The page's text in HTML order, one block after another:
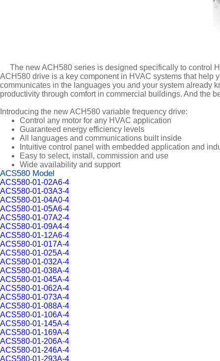
The new ACH580 series is designed specifically to control
ACH580 drive is a key component in HVAC systems that help
communicates in the languages you and your system already
productivity through comfort in commercial buildings. And the
Introducing the new ACH580 variable frequency drive:
Control any motor for any HVAC application
Guaranteed energy efficiency levels
All languages and communications built inside
Intuitive control panel with embedded application and
Easy to select, install, commission and use
Wide availability and support
ACS580 Model
ACS580-01-02A6-4
ACS580-01-03A3-4
ACS580-01-04A0-4
ACS580-01-05A6-4
ACS580-01-07A2-4
ACS580-01-09A4-4
ACS580-01-12A6-4
ACS580-01-017A-4
ACS580-01-025A-4
ACS580-01-032A-4
ACS580-01-038A-4
ACS580-01-045A-4
ACS580-01-062A-4
ACS580-01-073A-4
ACS580-01-088A-4
ACS580-01-106A-4
ACS580-01-145A-4
ACS580-01-169A-4
ACS580-01-206A-4
ACS580-01-246A-4
ACS580-01-293A-4